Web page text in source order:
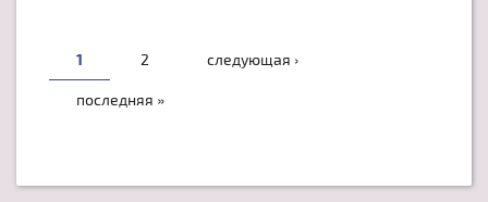
СТРАНИЦЫ
1 2 следующая ›
последняя »